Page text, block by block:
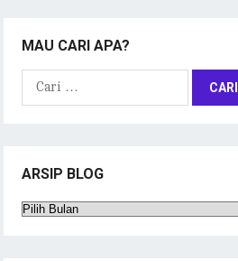
MAU CARI APA?
Cari
ARSIP BLOG
Arsip